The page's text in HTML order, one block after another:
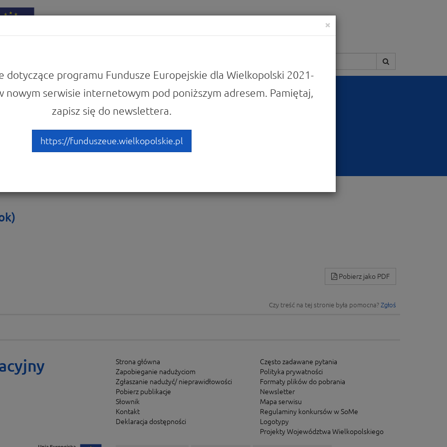
się z prawem i dokumentami
(2016 rok)
Pobierz jako PDF
Czy treść na tej stronie była pomocna? Zgłoś
Strona główna
Zapobieganie nadużyciom
Zgłaszanie nadużyć/ nieprawidłowości
Pobierz publikacje
Słownik
Kontakt
Deklaracja dostępności
Często zadawane pytania
Polityka prywatności
Formaty plików do pobrania
Newsletter
Mapa serwisu
Regulaminy konkursów w SoMe
Logotypy
Projekty Województwa Wielkopolskiego
×
dotyczące programu Fundusze Europejskie dla Wielkopolski 2021-
nowym serwisie internetowym pod poniższym adresem. Pamiętaj,
zapisz się do newslettera.
https://funduszeue.wielkopolskie.pl